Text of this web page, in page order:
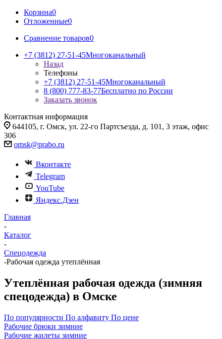
Корзина0
Отложенные0
Сравнение товаров0
+7 (3812) 27-51-45Многоканальный
Назад
Телефоны
+7 (3812) 27-51-45Многоканальный
8 (800) 777-83-77Бесплатно по России
Заказать звонок
Контактная информация
644105, г. Омск, ул. 22-го Партсъезда, д. 101, 3 этаж, офис
306
omsk@prabo.ru
Вконтакте
Telegram
YouTube
Яндекс.Дзен
Главная
-
Каталог
-
Спецодежда
-Рабочая одежда утеплённая
Утеплённая рабочая одежда (зимняя
спецодежда) в Омске
По популярности По алфавиту По цене
Рабочие брюки зимние
Рабочие жилеты зимние